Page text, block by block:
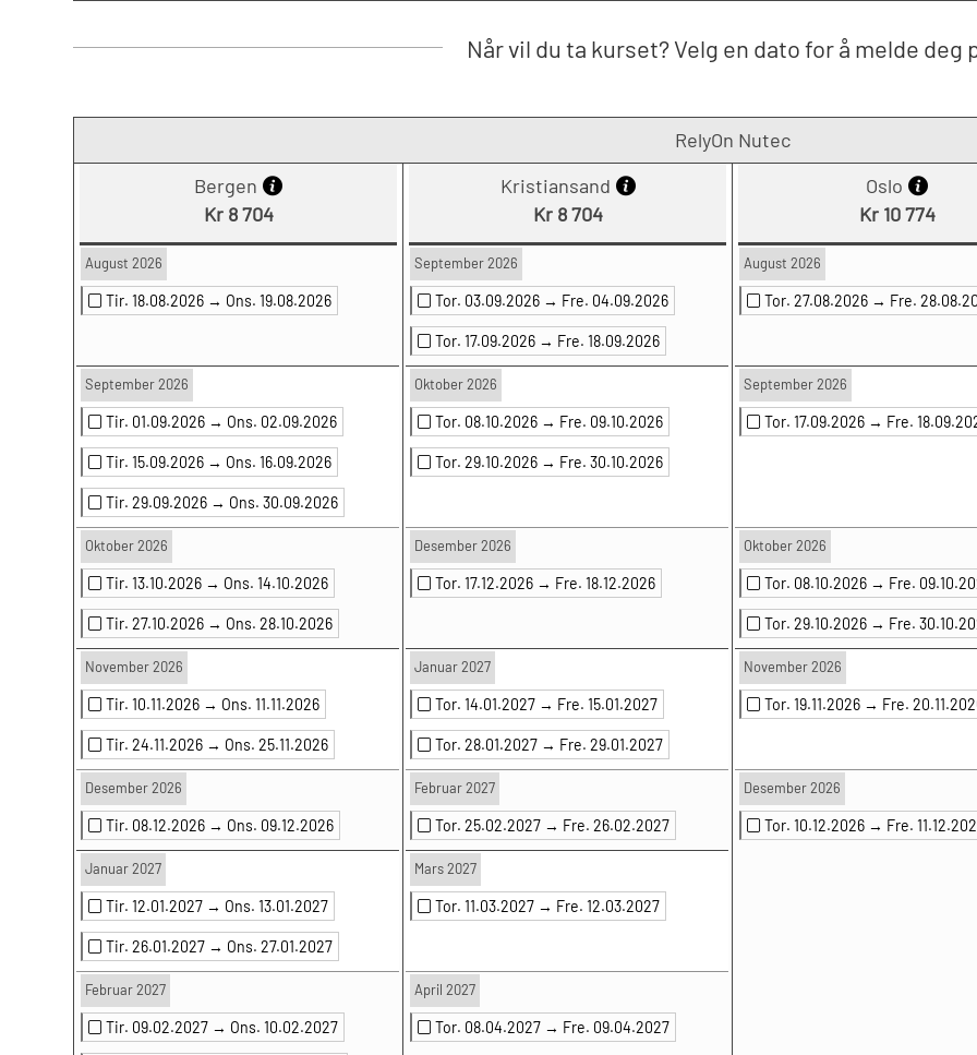
Når vil du ta kurset? Velg en dato for å melde deg
RelyOn Nutec
Bergen
Kr 8 704
August 2026
Tir. 18.08.2026 → Ons. 19.08.2026
September 2026
Tir. 01.09.2026 → Ons. 02.09.2026
Tir. 15.09.2026 → Ons. 16.09.2026
Tir. 29.09.2026 → Ons. 30.09.2026
Oktober 2026
Tir. 13.10.2026 → Ons. 14.10.2026
Tir. 27.10.2026 → Ons. 28.10.2026
November 2026
Tir. 10.11.2026 → Ons. 11.11.2026
Tir. 24.11.2026 → Ons. 25.11.2026
Desember 2026
Tir. 08.12.2026 → Ons. 09.12.2026
Januar 2027
Tir. 12.01.2027 → Ons. 13.01.2027
Tir. 26.01.2027 → Ons. 27.01.2027
Februar 2027
Tir. 09.02.2027 → Ons. 10.02.2027
Kristiansand
Kr 8 704
September 2026
Tor. 03.09.2026 → Fre. 04.09.2026
Tor. 17.09.2026 → Fre. 18.09.2026
Oktober 2026
Tor. 08.10.2026 → Fre. 09.10.2026
Tor. 29.10.2026 → Fre. 30.10.2026
Desember 2026
Tor. 17.12.2026 → Fre. 18.12.2026
Januar 2027
Tor. 14.01.2027 → Fre. 15.01.2027
Tor. 28.01.2027 → Fre. 29.01.2027
Februar 2027
Tor. 25.02.2027 → Fre. 26.02.2027
Mars 2027
Tor. 11.03.2027 → Fre. 12.03.2027
April 2027
Tor. 08.04.2027 → Fre. 09.04.2027
Oslo
Kr 10 774
August 2026
Tor. 27.08.2026 → Fre.
September 2026
Tor. 17.09.2026 → Fre.
Oktober 2026
Tor. 08.10.2026 → Fre.
Tor. 29.10.2026 → Fre.
November 2026
Tor. 19.11.2026 → Fre.
Desember 2026
Tor. 10.12.2026 → Fre.